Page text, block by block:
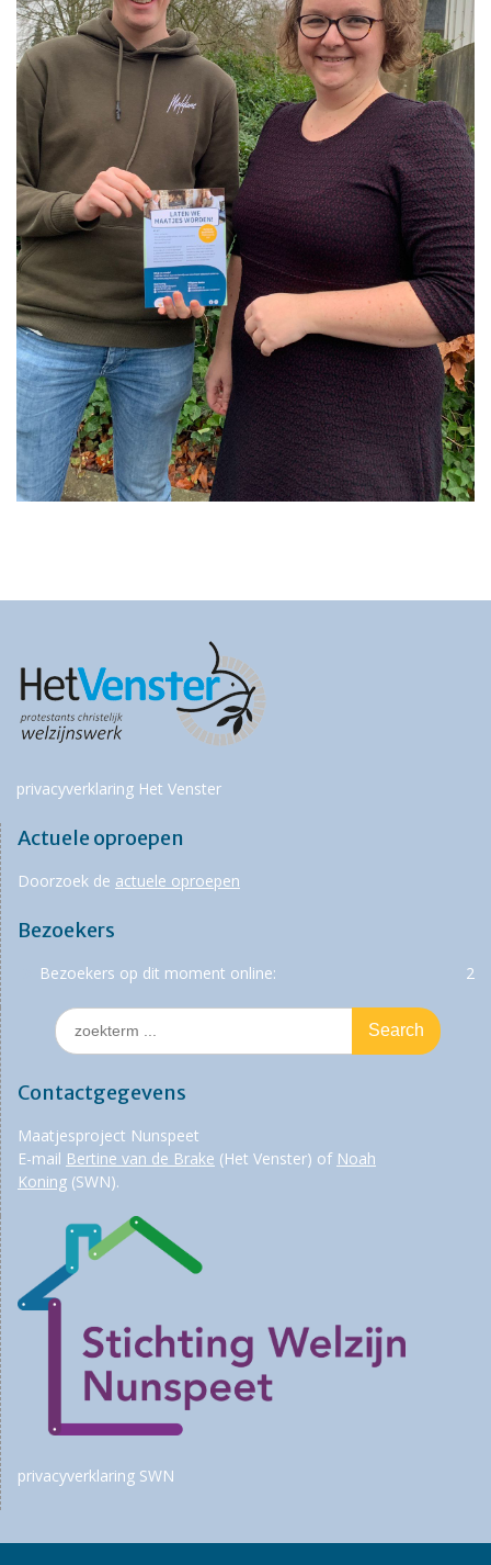
privacyverklaring Het Venster
Actuele oproepen
Doorzoek de actuele oproepen
Bezoekers
2
Bezoekers op dit moment online:
Search
for:
Contactgegevens
Maatjesproject Nunspeet
E-mail Bertine van de Brake (Het Venster) of Noah
Koning (SWN).
privacyverklaring SWN